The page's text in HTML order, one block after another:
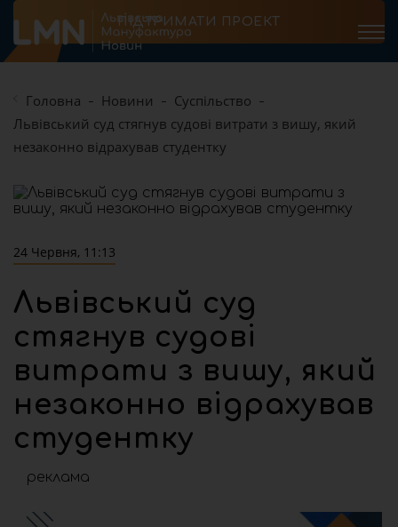
ПІДТРИМАТИ ПРОЕКТ
Головна Новини
Суспільство
Львівський суд стягнув судові витрати з вишу, який
незаконно відрахував студентку
24 Червня, 11:13
Львівський суд
стягнув судові
витрати з вишу, який
незаконно відрахував
студентку
реклама